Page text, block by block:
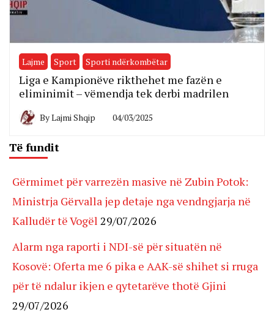
Lajme Sport Sporti ndërkombëtar
Liga e Kampionëve rikthehet me fazën e
eliminimit – vëmendja tek derbi madrilen
ByLajmi Shqip 04/03/2025
Të fundit
Gërmimet për varrezën masive në Zubin Potok:
Ministrja Gërvalla jep detaje nga vendngjarja në
Kalludër të Vogël 29/07/2026
Alarm nga raporti i NDI-së për situatën në
Kosovë: Oferta me 6 pika e AAK-së shihet si rruga
për të ndalur ikjen e qytetarëve thotë Gjini
29/07/2026